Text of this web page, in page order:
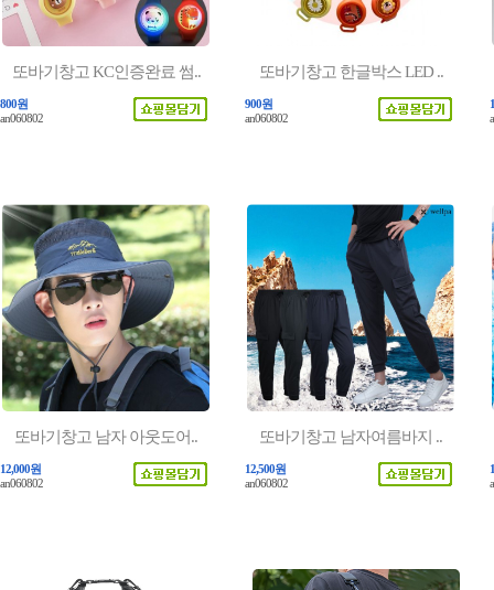
또바기창고 KC인증완료 썸..
800원
an060802
또바기창고 한글박스 LED ..
900원
an060802
또바기창고 남자 아웃도어..
12,000원
an060802
또바기창고 남자여름바지 ..
12,500원
an060802